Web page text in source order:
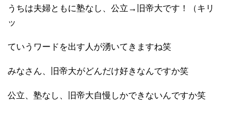
うちは夫婦ともに塾なし、公立→旧帝大です！（キリ
ッ
ていうワードを出す人が湧いてきますね笑
みなさん、旧帝大がどんだけ好きなんですか笑
公立、塾なし、旧帝大自慢しかできないんですか笑